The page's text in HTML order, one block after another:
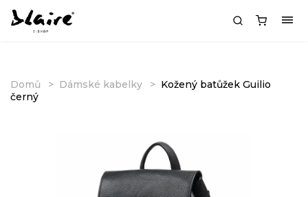
Domů Dámské kabelky
Kožený batůžek Guilio
černý